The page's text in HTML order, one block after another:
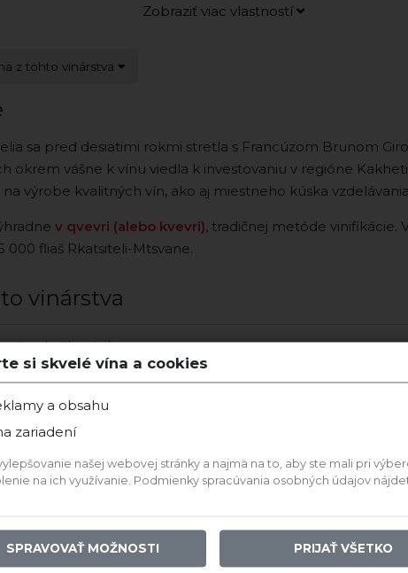
Zobraziť viac vlastností
z tohto vinárstva
sa pred desiatimi rokmi stretla s Francúzom Brunom
okrem vášne k vínu viedla k investovaniu v regióne
výrobe kvalitných vín, ako aj miestneho kúska
v qvevri (alebo kvevri), tradičnej metóde vinifikácie.
000 fliaš Rkatsiteli-Mtsvane.
vinárstva
Bruale Rkatsiteli
Qvevri 2023
si skvelé vína a cookies
a obsahu
zariadení
našej webovej stránky a najmä na to, aby ste mali pri
na ich využívanie. Podmienky spracúvania osobných údajov
SPRAVOVAŤ MOŽNOSTI PRIJAŤ VŠETKO